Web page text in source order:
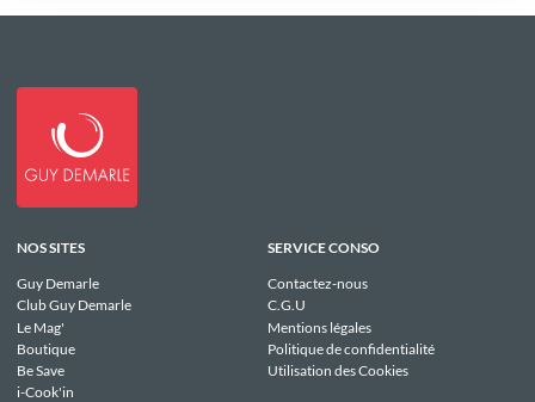
NOS SITES
Guy Demarle
Club Guy Demarle
Le Mag'
Boutique
Be Save
i-Cook'in
SERVICE CONSO
Contactez-nous
C.G.U
Mentions légales
Politique de confidentialité
Utilisation des Cookies